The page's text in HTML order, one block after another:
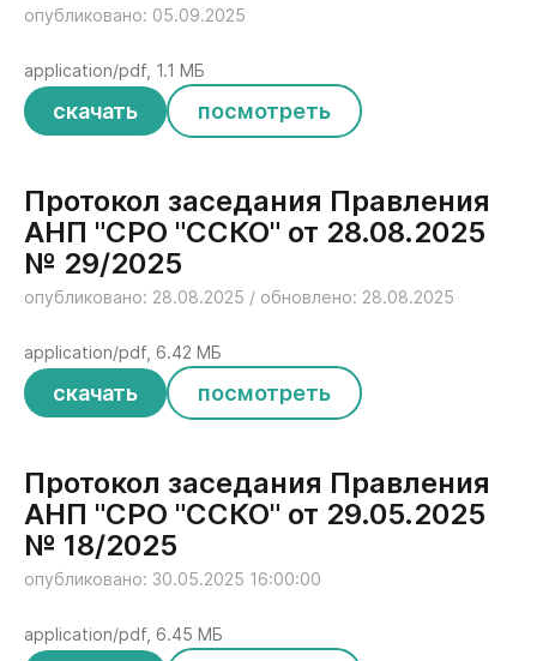
опубликовано: 05.09.2025
скачать посмотреть
application/pdf, 1.1 МБ
Протокол заседания Правления
АНП "СРО "ССКО" от 28.08.2025
№ 29/2025
опубликовано: 28.08.2025 / обновлено: 28.08.2025
скачать посмотреть
application/pdf, 6.42 МБ
Протокол заседания Правления
АНП "СРО "ССКО" от 29.05.2025
№ 18/2025
опубликовано: 30.05.2025 16:00:00
application/pdf, 6.45 МБ